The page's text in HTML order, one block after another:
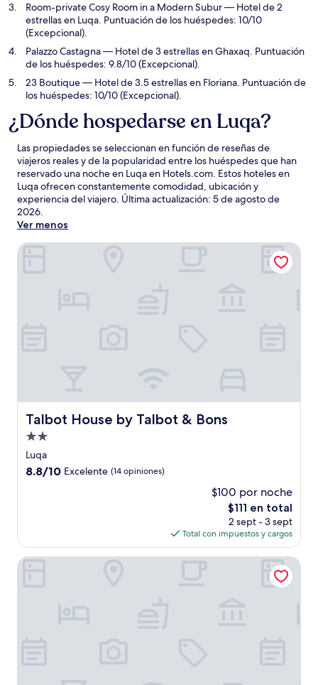
Room-private Cosy Room in a Modern Subur— Hotel de 2
estrellas en Luqa. Puntuación de los huéspedes: 10/10
(Excepcional).
Palazzo Castagna— Hotel de 3 estrellas en Ghaxaq. Puntuación
de los huéspedes: 9.8/10 (Excepcional).
23 Boutique— Hotel de 3.5 estrellas en Floriana. Puntuación de
los huéspedes: 10/10 (Excepcional).
¿Dónde hospedarse en Luqa?
Las propiedades se seleccionan en función de reseñas de
viajeros reales y de la popularidad entre los huéspedes que han
reservado una noche en Luqa en Hotels.com. Estos hoteles en
Luqa ofrecen constantemente comodidad, ubicación y
experiencia del viajero. Última actualización: 5 de agosto de
2026.
Ver menos
Talbot House by Talbot & Bons
Talbot House by Talbot & Bons
Propiedad
de
2.0
Luqa
8.8
8.8/10 Excelente (14 opiniones)
$100 por noche
El
precio
actual
es
de
$111 en total
2 sept - 3 sept
Total con impuestos y cargos
Talbot House by Talbot & Bons
Squadron Base